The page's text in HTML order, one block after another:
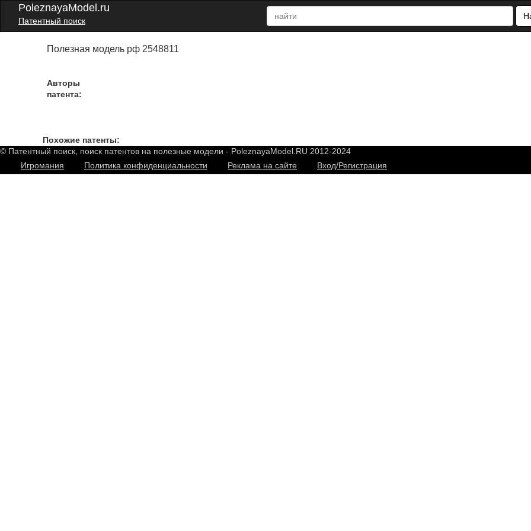
PoleznayaModel.ru
Патентный поиск
Полезная модель рф 2548811
Авторы
патента:
Похожие патенты:
© Патентный поиск, поиск патентов на полезные модели - PoleznayaModel.RU 2012-2024
Игромания
Политика конфиденциальности Реклама на сайте Вход/Регистрация